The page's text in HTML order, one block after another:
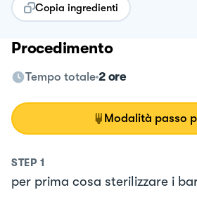
Copia ingredienti
Procedimento
Tempo totale 2 ore
Modalità passo
STEP 1
per prima cosa sterilizzare i